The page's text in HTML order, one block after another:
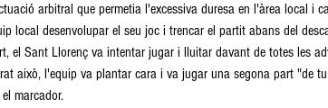
arbitral que permetia l'excessiva duresa en l'àrea local i
local desenvolupar el seu joc i trencar el partit abans del
el Sant Llorenç va intentar jugar i lluitar davant de totes les
això, l'equip va plantar cara i va jugar una segona part "de
marcador.